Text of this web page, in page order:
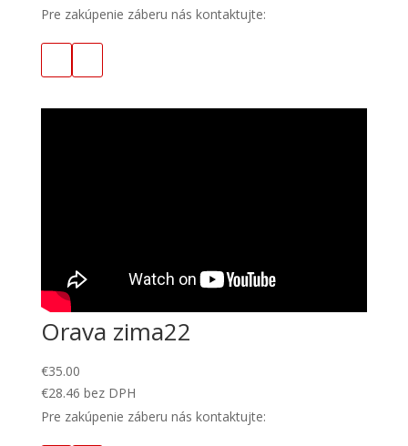
Pre zakúpenie záberu nás kontaktujte:
Orava zima22
€35.00
€28.46 bez DPH
Pre zakúpenie záberu nás kontaktujte: